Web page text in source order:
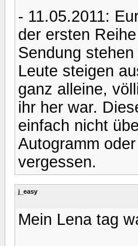
- 11.05.2011:
der ersten
Sendung
Leute steigen
ganz alleine,
ihr her war.
einfach nicht
Autogramm
vergessen.
j_easy
Mein Lena tag